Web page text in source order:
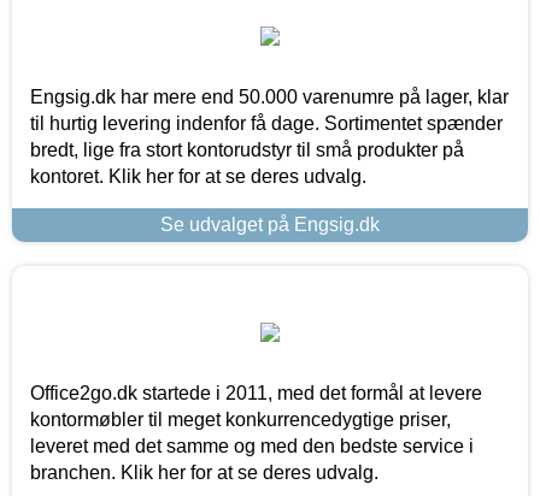
Engsig.dk har mere end 50.000 varenumre på lager, klar
til hurtig levering indenfor få dage. Sortimentet spænder
bredt, lige fra stort kontorudstyr til små produkter på
kontoret. Klik her for at se deres udvalg.
Se udvalget på Engsig.dk
Office2go.dk startede i 2011, med det formål at levere
kontormøbler til meget konkurrencedygtige priser,
leveret med det samme og med den bedste service i
branchen. Klik her for at se deres udvalg.